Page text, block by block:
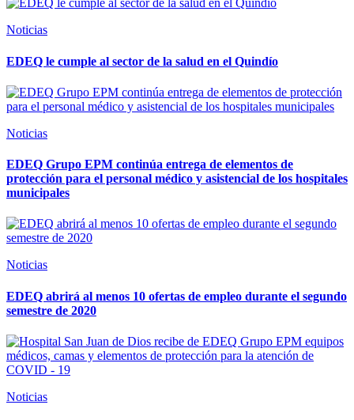
Noticias
EDEQ le cumple al sector de la salud en el Quindío
Noticias
EDEQ Grupo EPM continúa entrega de elementos de
protección para el personal médico y asistencial de los hospitales
municipales
Noticias
EDEQ abrirá al menos 10 ofertas de empleo durante el segundo
semestre de 2020
Noticias